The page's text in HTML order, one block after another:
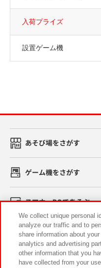
入荷プライズ
設置ゲーム機
あそび場をさがす
ゲーム機をさがす
スマホ・PCであそぶ
イベント・キャンペーン
We collect unique personal
analyze our traffic and to
share information about
analytics and advertising
other information that you
have collected from your